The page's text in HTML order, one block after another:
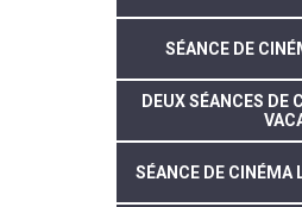
SÉANCE DE
DEUX SÉANCES DE
SÉANCE DE CINÉMA